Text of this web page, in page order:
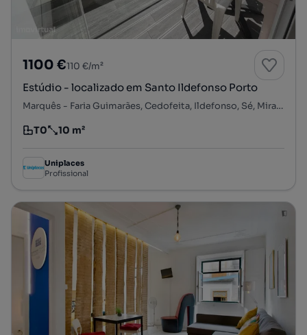
1100 €110 €/m²
Estúdio - localizado em Santo Ildefonso Porto
Marquês - Faria Guimarães, Cedofeita, Ildefonso, Sé, Miragaia, Nicolau, Vitória, Porto, Porto
Tipologia
T0
Preço por metro quadrado
10 m²
Uniplaces
Profissional